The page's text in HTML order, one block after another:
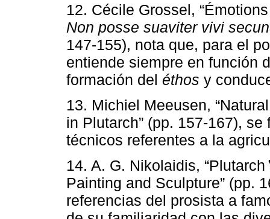
12. Cécile Grossel,
Non posse suaviter vivi
147-155), nota que, para el
entiende siempre en función
formación del éthos y
13. Michiel Meeusen,
in Plutarch” (pp. 157-167),
técnicos referentes a la
14. A. G. Nikolaidis,
Painting and Sculpture” (pp.
referencias del prosista a